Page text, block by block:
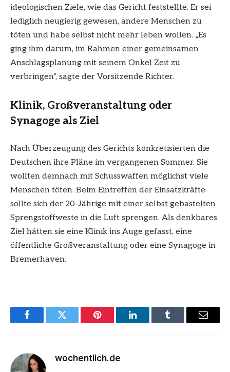
ideologischen Ziele, wie das Gericht feststellte. Er sei
lediglich neugierig gewesen, andere Menschen zu
töten und habe selbst nicht mehr leben wollen. „Es
ging ihm darum, im Rahmen einer gemeinsamen
Anschlagsplanung mit seinem Onkel Zeit zu
verbringen“, sagte der Vorsitzende Richter.
Klinik, Großveranstaltung oder
Synagoge als Ziel
Nach Überzeugung des Gerichts konkretisierten die
Deutschen ihre Pläne im vergangenen Sommer. Sie
wollten demnach mit Schusswaffen möglichst viele
Menschen töten. Beim Eintreffen der Einsatzkräfte
sollte sich der 20-Jährige mit einer selbst gebastelten
Sprengstoffweste in die Luft sprengen. Als denkbares
Ziel hätten sie eine Klinik ins Auge gefasst, eine
öffentliche Großveranstaltung oder eine Synagoge in
Bremerhaven.
FacebookTwitter Pinterest LinkedInTumblr Email
wochentlich.de